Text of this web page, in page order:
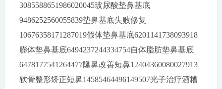
3085588651986020045玻尿酸垫鼻基底
9486252560055839垫鼻基底失败修复
10676358171287019假体垫鼻基底6201141738093918
膨体垫鼻基底6494237244334754自体脂肪垫鼻基底
6478177541264477隆鼻改善短鼻12404360080027913
软骨整形矫正短鼻14585464496149507光子治疗酒糟